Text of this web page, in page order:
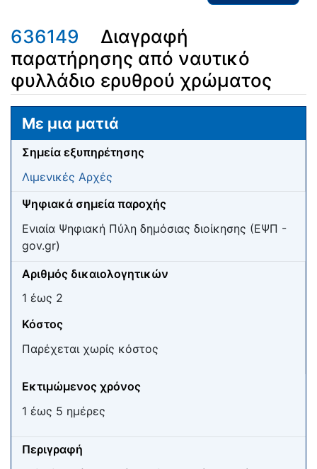
636149
Διαγραφή
παρατήρησης από ναυτικό
φυλλάδιο ερυθρού χρώματος
Μετάβαση σε: πλοήγηση
Με μια ματιά
Σημεία εξυπηρέτησης
Λιμενικές Αρχές
Ψηφιακά σημεία παροχής
Ενιαία Ψηφιακή Πύλη δημόσιας διοίκησης (ΕΨΠ -
gov.gr)
Αριθμός δικαιολογητικών
1 έως 2
Κόστος
Παρέχεται χωρίς κόστος
Εκτιμώμενος χρόνος
1 έως 5 ημέρες
Περιγραφή